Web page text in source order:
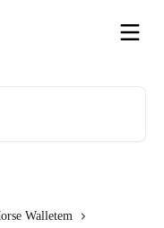
Walletem